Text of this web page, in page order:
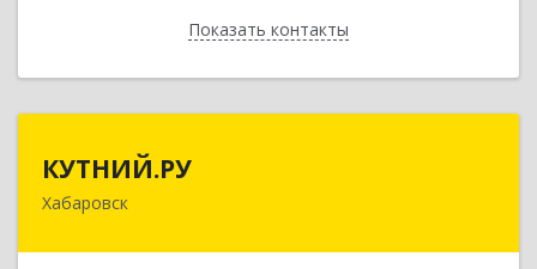
Показать контакты
Назад
КУТНИЙ.РУ
Хабаровск680007, Хабаровский край, Хабаровск г,